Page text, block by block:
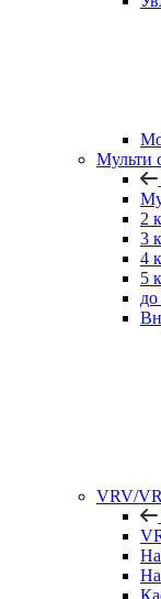
Мульти
2
3
4
5
VRV/